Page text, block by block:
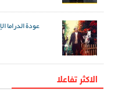
عودة الدراما
الاکثر تفاعلا